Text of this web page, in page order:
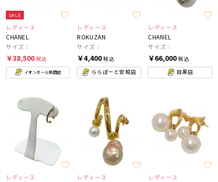
SALE
レディース
CHANEL
サイズ：
￥38,500税込
イオンモール熱田店
レディース
ROKUZAN
サイズ：
￥4,400税込
ららぽーと安城店
レディース
CHANEL
サイズ：
￥66,000税込
目黒店
レディース
レディース
レディース